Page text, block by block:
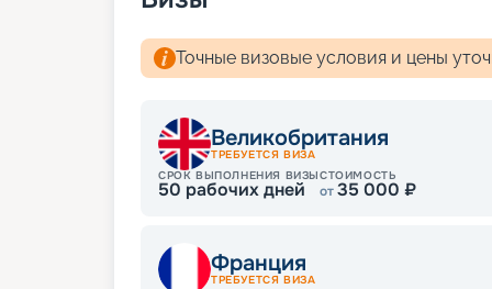
Это игровые площадки, детский
клубы. С детьми работают
спортивные турниры, групповые игры и
онлайн, без посещения офиса. Мы
расписание и маршруты круизов на
теплохода, планы палуб, описание
туристов. Вас ждет яркое и
Точные визовые условия и цены
Великобритания
ТРЕБУЕТСЯ ВИЗА
СРОК ВЫПОЛНЕНИЯ ВИЗЫ
50 рабочих дней
СТОИМОСТЬ
от35 000 ₽
Франция
ТРЕБУЕТСЯ ВИЗА